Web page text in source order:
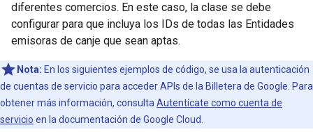
diferentes comercios. En este caso, la clase se debe
configurar para que incluya los IDs de todas las Entidades
emisoras de canje que sean aptas.
Nota: En los siguientes ejemplos de código, se usa la autenticación
de cuentas de servicio para acceder APIs de la Billetera de Google. Para
obtener más información, consulta Autentícate como cuenta de
servicio en la documentación de Google Cloud.